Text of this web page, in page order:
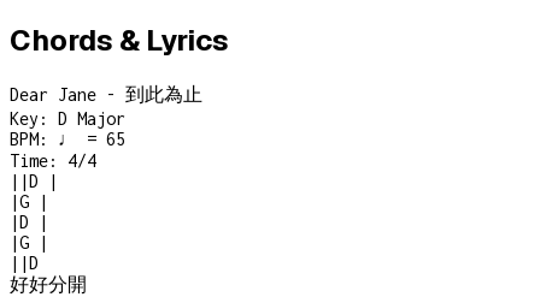
Chords & Lyrics
Dear Jane - 到此為止
Key: D Major
BPM: ♩ = 65
Time: 4/4
| |D
|
|G
|
|D
|
|G
|
| |D
好好分開